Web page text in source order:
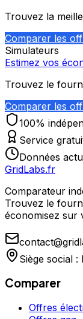
Trouvez la
Comparer les
Simulateurs
Estimez vos
Trouvez le
Comparer les
100%
Service
Données
GridLabs.fr
Comparateur
Trouvez le
économisez sur
Siège social :
Comparer
Offres